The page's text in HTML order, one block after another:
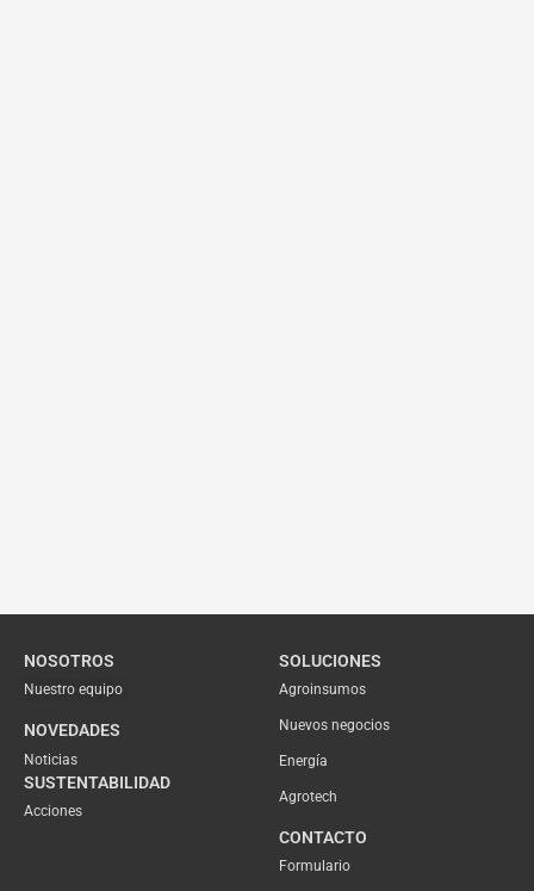
NOSOTROS
Nuestro equipo
NOVEDADES
Noticias
SUSTENTABILIDAD
Acciones
SOLUCIONES
Agroinsumos
Nuevos negocios
Energía
Agrotech
CONTACTO
Formulario